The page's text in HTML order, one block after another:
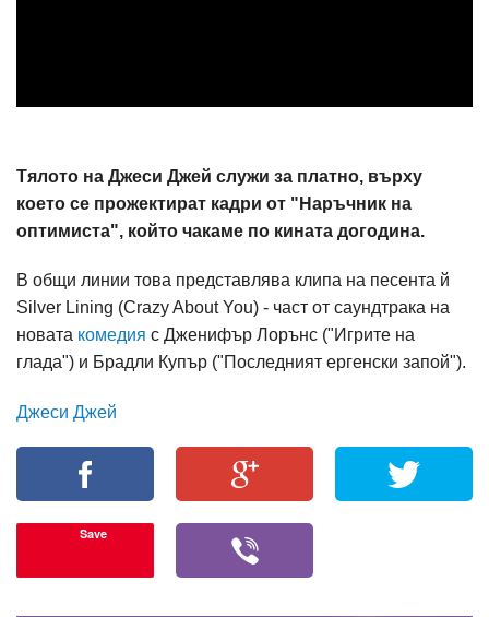
Тялото на Джеси Джей служи за платно, върху
което се прожектират кадри от "Наръчник на
оптимиста", който чакаме по кината догодина.
В общи линии това представлява клипа на песента й
Silver Lining (Crazy About You) - част от саундтрака на
новата комедия с Дженифър Лорънс ("Игрите на
глада") и Брадли Купър ("Последният ергенски запой").
Джеси Джей
Save